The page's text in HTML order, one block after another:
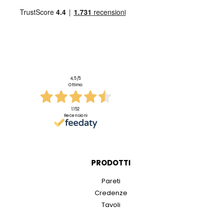
4,5/5
Ottimo
1.152
Recensioni
PRODOTTI
Pareti
Credenze
Tavoli